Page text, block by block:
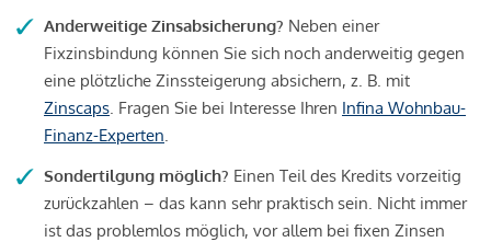
Anderweitige Zinsabsicherung? Neben einer
Fixzinsbindung können Sie sich noch anderweitig gegen
eine plötzliche Zinssteigerung absichern, z. B. mit
Zinscaps. Fragen Sie bei Interesse Ihren Infina Wohnbau-
Finanz-Experten.
Sondertilgung möglich? Einen Teil des Kredits vorzeitig
zurückzahlen – das kann sehr praktisch sein. Nicht immer
ist das problemlos möglich, vor allem bei fixen Zinsen